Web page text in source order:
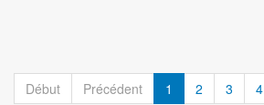
Début Précédent 1 2 3 4